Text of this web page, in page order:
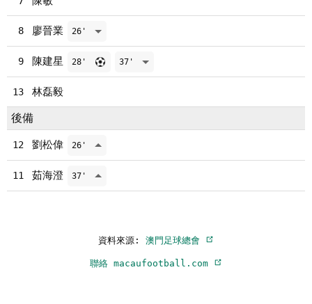
8 廖晉業 26'
9 陳建星 28' 37'
13 林磊毅
後備
12 劉松偉 26'
11 茹海澄 37'
資料來源: 澳門足球總會
聯絡 macaufootball.com